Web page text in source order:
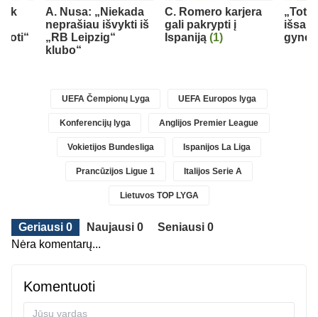
tik
A. Nusa: „Niekada
neprašiau išvykti iš
„RB Leipzig“
klubo“
C. Romero karjera
gali pakrypti į
Ispaniją (1)
UEFA Čempionų Lyga UEFA Europos lyga
Konferencijų lyga Anglijos Premier League
Vokietijos Bundesliga Ispanijos La Liga
Prancūzijos Ligue 1 Italijos Serie A
Lietuvos TOP LYGA
Geriausi 0 Naujausi 0
Seniausi 0
Nėra komentarų...
Komentuoti